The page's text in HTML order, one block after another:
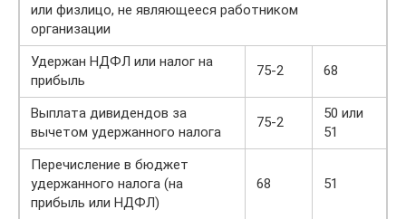
или физлицо, не являющееся работником
организации
Удержан НДФЛ или налог на
прибыль
75-2 68
Выплата дивидендов за
вычетом удержанного налога
75-2
50 или
51
Перечисление в бюджет
удержанного налога (на
прибыль или НДФЛ)
68 51